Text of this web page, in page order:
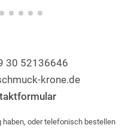
30 52136646
krone.de
haben, oder telefonisch bestellen